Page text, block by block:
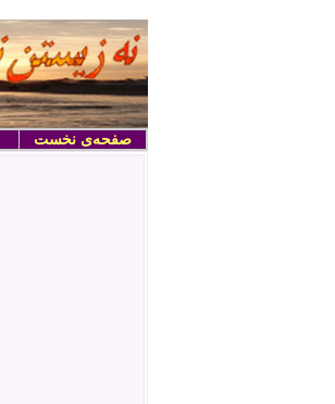
صفحه‌ی نخست